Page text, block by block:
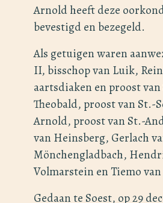
Arnold heeft deze
bevestigd en bezegeld.
Als getuigen waren
II, bisschop van Luik,
aartsdiaken en proost
Theobald, proost van St.-
Arnold, proost van St.-
van Heinsberg, Gerlach
Mönchengladbach,
Volmarstein en Tiemo van
Gedaan te Soest, op 29